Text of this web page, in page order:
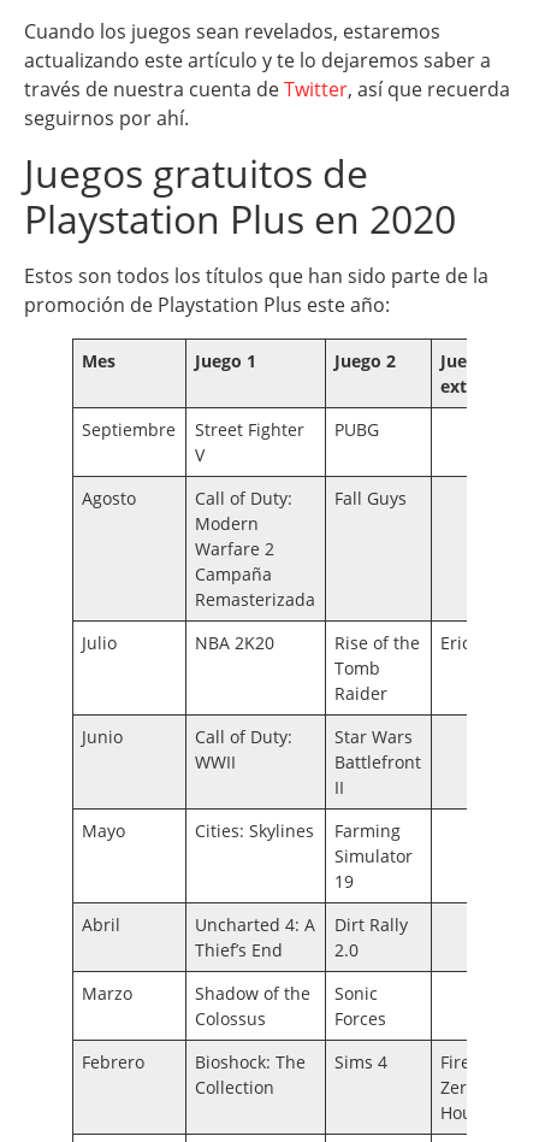
Cuando los juegos sean revelados, estaremos
actualizando este artículo y te lo dejaremos saber a
través de nuestra cuenta deTwitter, así que recuerda
seguirnos por ahí.
Juegos gratuitos de
Playstation Plus en 2020
Estos son todos los títulos que han sido parte de la
promoción de Playstation Plus este año:
Mes Juego 1 Juego 2
Juego
extra
Septiembre
Street Fighter
V
PUBG
Agosto
Call of Duty:
Modern
Warfare 2
Campaña
Remasterizada
Fall Guys
Julio NBA 2K20
Rise of the
Tomb
Raider
Erica
Junio
Call of Duty:
WWII
Star Wars
Battlefront
II
Mayo
Cities: Skylines
Farming
Simulator
19
Abril
Uncharted 4: A
Thief’s End
Dirt Rally
2.0
Marzo
Shadow of the
Colossus
Sonic
Forces
Febrero
Bioshock: The
Collection
Sims 4
Firewall
Zero
Hour